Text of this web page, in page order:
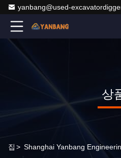
yanbang@used-
상
집 >